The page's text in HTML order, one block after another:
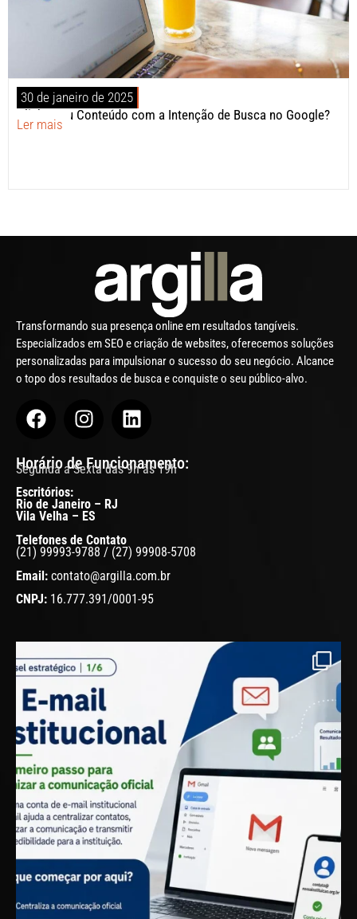
30 de janeiro de 2025
Alinhe Seu Conteúdo com a Intenção de Busca no Google?
Ler mais
Transformando sua presença online em resultados tangíveis.
Especializados em SEO e criação de websites, oferecemos soluções
personalizadas para impulsionar o sucesso do seu negócio. Alcance
o topo dos resultados de busca e conquiste o seu público-alvo.
Horário de Funcionamento:
Segunda a Sexta das 9h às 19h
Escritórios:
Rio de Janeiro – RJ
Vila Velha – ES
Telefones de Contato
(21) 99993-9788 / (27) 99908-5708
Email: contato@argilla.com.br
CNPJ: 16.777.391/0001-95